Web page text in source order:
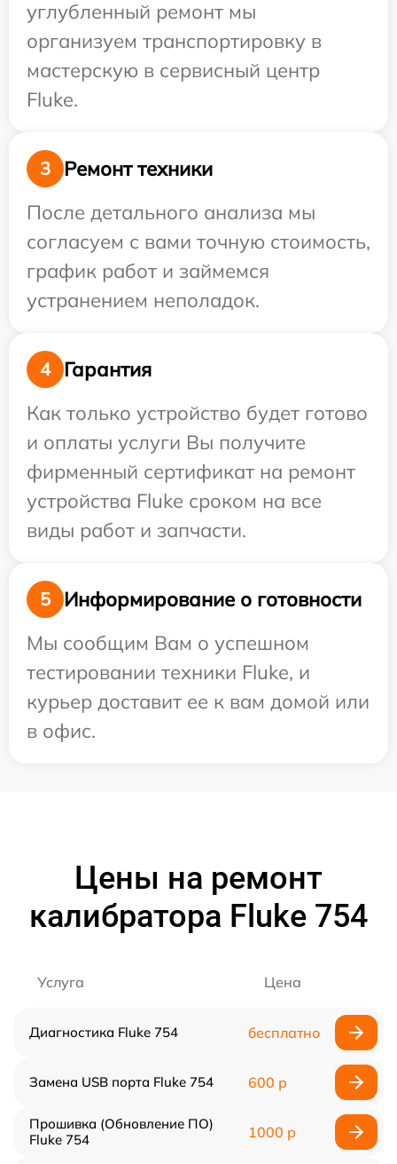
углубленный ремонт мы
организуем транспортировку в
мастерскую в сервисный центр
Fluke.
3
Ремонт техники
После детального анализа мы
согласуем с вами точную стоимость,
график работ и займемся
устранением неполадок.
4
Гарантия
Как только устройство будет готово
и оплаты услуги Вы получите
фирменный сертификат на ремонт
устройства Fluke сроком на все
виды работ и запчасти.
5
Информирование о готовности
Мы сообщим Вам о успешном
тестировании техники Fluke, и
курьер доставит ее к вам домой или
в офис.
Цены на ремонт
калибратора Fluke 754
Услуга Цена
Диагностика Fluke 754 бесплатно
Замена USB порта Fluke 754 600 р
Прошивка (Обновление ПО)
Fluke 754
1000 р